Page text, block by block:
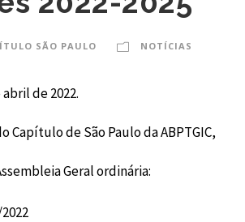
SÃO PAULO NOTÍCIAS
de 2022.
Capítulo de São Paulo da ABPTGIC,
Geral ordinária: